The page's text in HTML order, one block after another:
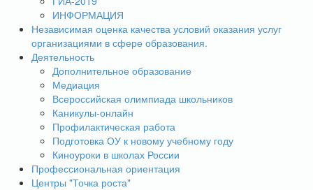
ИНФОРМАЦИЯ
Независимая оценка качества условий оказания услуг
организациями в сфере образования.
Деятельность
Дополнительное образование
Медиация
Всероссийская олимпиада школьников
Каникулы-онлайн
Профилактическая работа
Подготовка ОУ к новому учебному году
Киноуроки в школах России
Профессиональная ориентация
Центры "Точка роста"